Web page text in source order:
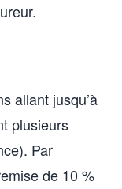
allant jusqu’à
plusieurs
Par
de 10 %